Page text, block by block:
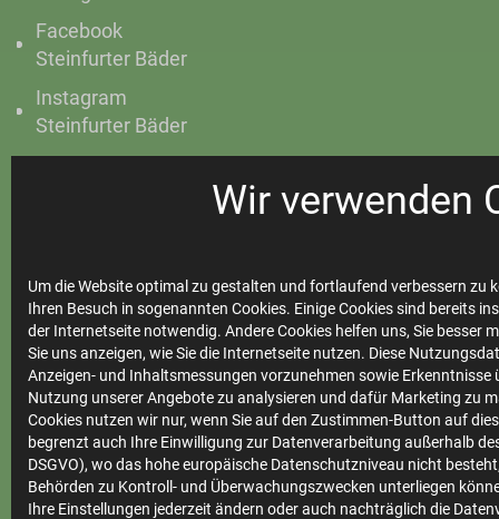
Wir verwenden
Um die Website optimal zu gestalten und fortlaufend verbessern
Ihren Besuch in sogenannten Cookies. Einige Cookies sind bereits
der Internetseite notwendig. Andere Cookies helfen uns, Sie besser
Sie uns anzeigen, wie Sie die Internetseite nutzen. Diese
Anzeigen- und Inhaltsmessungen vorzunehmen sowie Erkenntnisse
Nutzung unserer Angebote zu analysieren und dafür Marketing zu
Cookies nutzen wir nur, wenn Sie auf den Zustimmen-Button auf
begrenzt auch Ihre Einwilligung zur Datenverarbeitung außerhalb
DSGVO), wo das hohe europäische Datenschutzniveau nicht
Behörden zu Kontroll- und Überwachungszwecken unterliegen
Ihre Einstellungen jederzeit ändern oder auch nachträglich die
Facebook
Steinfurter Bäder
Instagram
Steinfurter Bäder
Stadtwerke
Marktkommunikation
Vertrieb
Impressum
Datenschutz